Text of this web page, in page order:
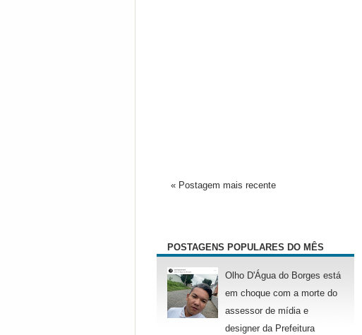
« Postagem mais recente
POSTAGENS POPULARES DO MÊS
Olho D'Água do Borges está
em choque com a morte do
assessor de mídia e
designer da Prefeitura